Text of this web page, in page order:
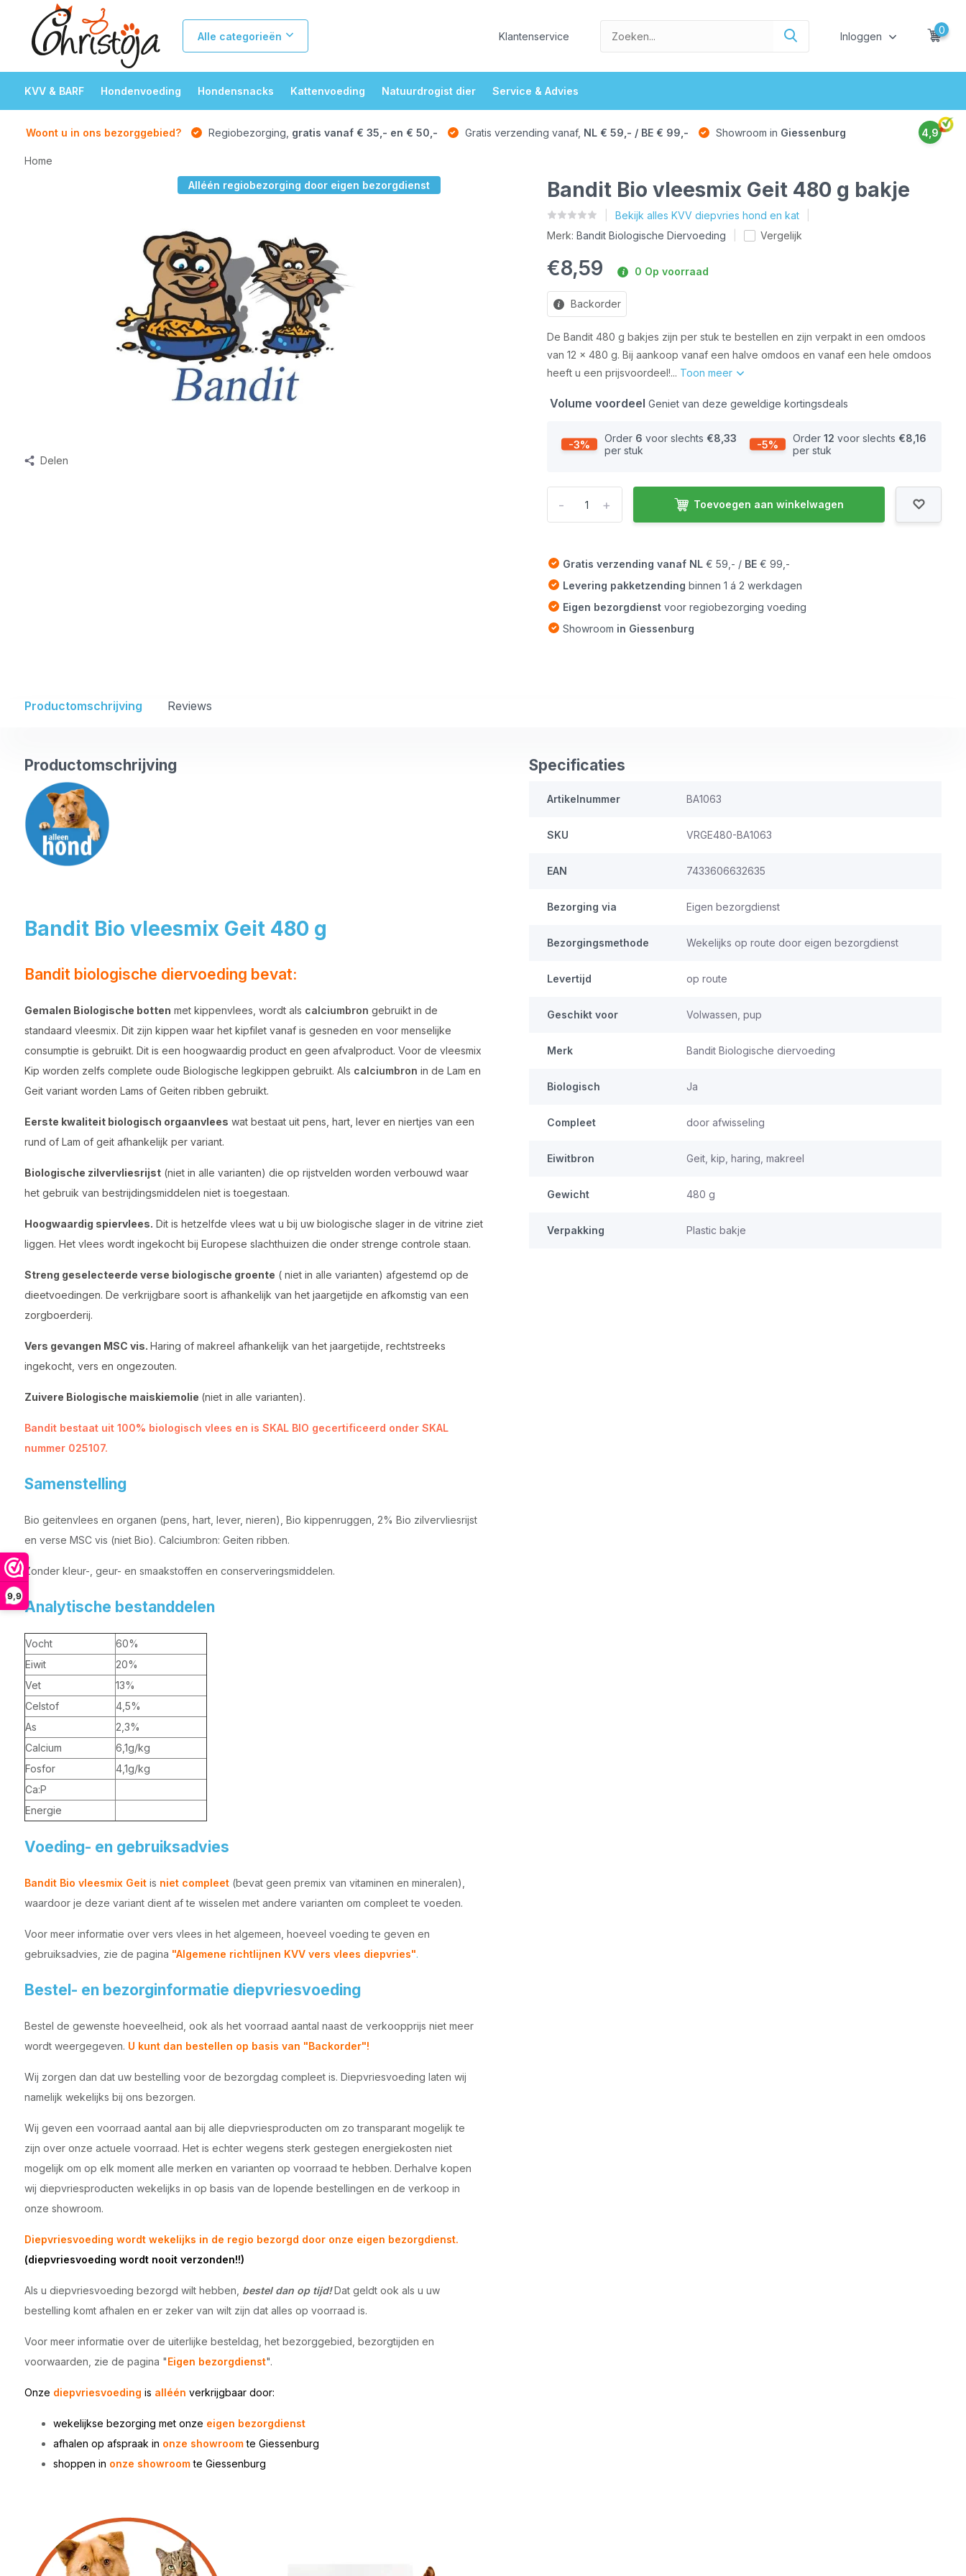
9,9
Alle categorieën Klantenservice Inloggen
0
KVV & BARF Hondenvoeding Hondensnacks Kattenvoeding Natuurdrogist dier Service & Advies
Woont u in ons bezorggebied? Regiobezorging, gratis vanaf € 35,- en € 50,- Gratis verzending vanaf, NL € 59,- / BE € 99,- Showroom in Giessenburg 4,9
Home
Alléén regiobezorging door eigen bezorgdienst
Delen
Bandit Bio vleesmix Geit 480 g bakje
Bekijk alles KVV diepvries hond en kat
Merk:Bandit Biologische Diervoeding Vergelijk
€8,59 0 Op voorraad
Backorder
De Bandit 480 g bakjes zijn per stuk te bestellen en zijn verpakt in een omdoos
van 12 x 480 g. Bij aankoop vanaf een halve omdoos en vanaf een hele omdoos
heeft u een prijsvoordeel!... Toon meer
Volume voordeelGeniet van deze geweldige kortingsdeals
-3% Order 6 voor slechts €8,33
per stuk
-5% Order 12 voor slechts €8,16
per stuk
+
- Toevoegen aan winkelwagen
Gratis verzending vanaf NL € 59,- / BE € 99,-
Levering pakketzendingbinnen 1 á 2 werkdagen
Eigen bezorgdienstvoor regiobezorging voeding
Showroom in Giessenburg
Productomschrijving Reviews
Productomschrijving
Bandit Bio vleesmix Geit 480 g
Bandit biologische diervoeding bevat:
Gemalen Biologische botten met kippenvlees, wordt als calciumbron gebruikt in de
standaard vleesmix. Dit zijn kippen waar het kipfilet vanaf is gesneden en voor menselijke
consumptie is gebruikt. Dit is een hoogwaardig product en geen afvalproduct. Voor de vleesmix
Kip worden zelfs complete oude Biologische legkippen gebruikt. Als calciumbron in de Lam en
Geit variant worden Lams of Geiten ribben gebruikt.
Eerste kwaliteit biologisch orgaanvlees wat bestaat uit pens, hart, lever en niertjes van een
rund of Lam of geit afhankelijk per variant.
Biologische zilvervliesrijst(niet in alle varianten) die op rijstvelden worden verbouwd waar
het gebruik van bestrijdingsmiddelen niet is toegestaan.
Hoogwaardig spiervlees. Dit is hetzelfde vlees wat u bij uw biologische slager in de vitrine ziet
liggen. Het vlees wordt ingekocht bij Europese slachthuizen die onder strenge controle staan.
Streng geselecteerde verse biologische groente ( niet in alle varianten) afgestemd op de
dieetvoedingen. De verkrijgbare soort is afhankelijk van het jaargetijde en afkomstig van een
zorgboerderij.
Vers gevangen MSC vis. Haring of makreel afhankelijk van het jaargetijde, rechtstreeks
ingekocht, vers en ongezouten.
Zuivere Biologische maiskiemolie (niet in alle varianten).
Bandit bestaat uit 100% biologisch vlees en is SKAL BIO gecertificeerd onder SKAL
nummer 025107.
Samenstelling
Bio geitenvlees en organen (pens, hart, lever, nieren), Bio kippenruggen, 2% Bio zilvervliesrijst
en verse MSC vis (niet Bio). Calciumbron: Geiten ribben.
Zonder kleur-, geur- en smaakstoffen en conserveringsmiddelen.
Analytische bestanddelen
Vocht
60%
Eiwit
20%
Vet
13%
Celstof
4,5%
As
2,3%
Calcium
6,1g/kg
Fosfor
4,1g/kg
Ca:P
Energie
Voeding- en gebruiksadvies
Bandit Bio vleesmix Geit is niet compleet(bevat geen premix van vitaminen en mineralen),
waardoor je deze variant dient af te wisselen met andere varianten om compleet te voeden.
Voor meer informatie over vers vlees in het algemeen, hoeveel voeding te geven en
gebruiksadvies, zie de pagina "Algemene richtlijnen KVV vers vlees diepvries".
Bestel- en bezorginformatie diepvriesvoeding
Bestel de gewenste hoeveelheid, ook als het voorraad aantal naast de verkoopprijs niet meer
wordt weergegeven. U kunt dan bestellen op basis van "Backorder"!
Wij zorgen dan dat uw bestelling voor de bezorgdag compleet is. Diepvriesvoeding laten wij
namelijk wekelijks bij ons bezorgen.
Wij geven een voorraad aantal aan bij alle diepvriesproducten om zo transparant mogelijk te
zijn over onze actuele voorraad. Het is echter wegens sterk gestegen energiekosten niet
mogelijk om op elk moment alle merken en varianten op voorraad te hebben. Derhalve kopen
wij diepvriesproducten wekelijks in op basis van de lopende bestellingen en de verkoop in
onze showroom.
Diepvriesvoeding wordt wekelijks in de regio bezorgd door onze eigen bezorgdienst.
(diepvriesvoeding wordt nooit verzonden!!)
Als u diepvriesvoeding bezorgd wilt hebben, bestel dan op tijd!Dat geldt ook als u uw
bestelling komt afhalen en er zeker van wilt zijn dat alles op voorraad is.
Voor meer informatie over de uiterlijke besteldag, het bezorggebied, bezorgtijden en
voorwaarden, zie de pagina "Eigen bezorgdienst".
Onze diepvriesvoeding is alléén verkrijgbaar door:
wekelijkse bezorging met onze eigen bezorgdienst
afhalen op afspraak in onze showroomte Giessenburg
shoppen in onze showroomte Giessenburg
Specificaties
Artikelnummer BA1063
SKU VRGE480-BA1063
EAN 7433606632635
Bezorging via Eigen bezorgdienst
Bezorgingsmethode Wekelijks op route door eigen bezorgdienst
Levertijd op route
Geschikt voor Volwassen, pup
Merk Bandit Biologische diervoeding
Biologisch Ja
Compleet door afwisseling
Eiwitbron Geit, kip, haring, makreel
Gewicht 480 g
Verpakking Plastic bakje